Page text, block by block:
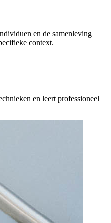
en de samenleving
context.
en leert professioneel